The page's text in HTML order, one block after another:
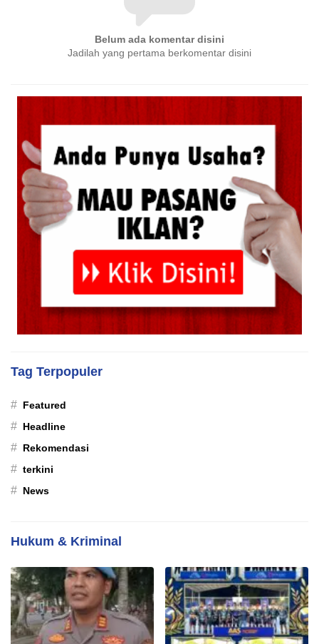
Belum ada komentar disini
Jadilah yang pertama berkomentar disini
Tag Terpopuler
# Featured
# Headline
# Rekomendasi
# terkini
# News
Hukum & Kriminal